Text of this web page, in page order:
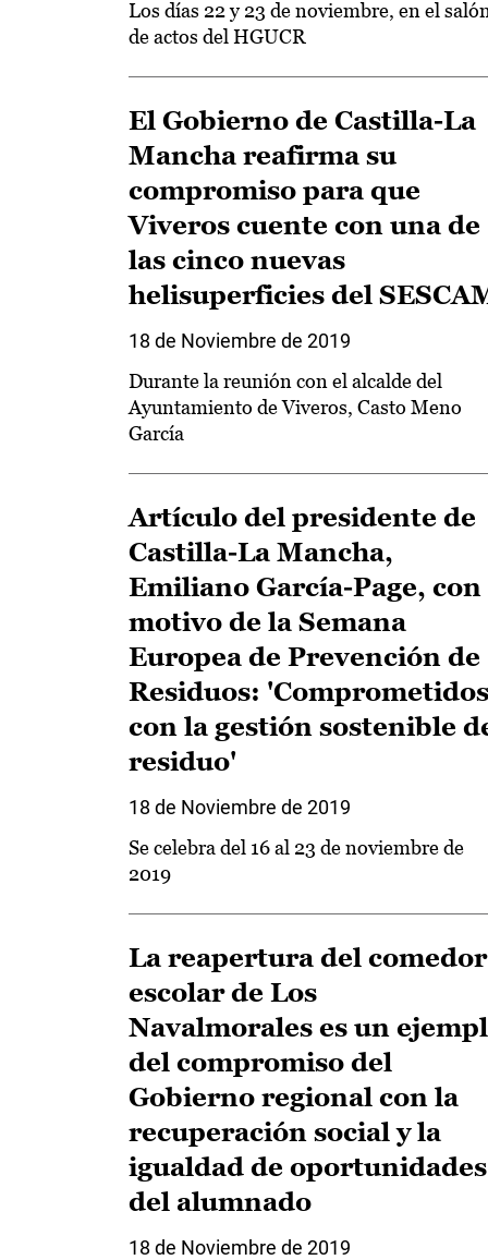
Los días 22 y 23 de noviembre, en el
de actos del HGUCR
El Gobierno de Castilla-La
Mancha reafirma su
compromiso para que
Viveros cuente con una de
las cinco nuevas
helisuperficies del
18 de Noviembre de 2019
Durante la reunión con el alcalde del
Ayuntamiento de Viveros, Casto Meno
García
Artículo del presidente de
Castilla-La Mancha,
Emiliano García-Page, con
motivo de la Semana
Europea de Prevención de
Residuos: 'Comprometidos
con la gestión sostenible
residuo'
18 de Noviembre de 2019
Se celebra del 16 al 23 de noviembre de
2019
La reapertura del comedor
escolar de Los
Navalmorales es un
del compromiso del
Gobierno regional con la
recuperación social y la
igualdad de oportunidades
del alumnado
18 de Noviembre de 2019